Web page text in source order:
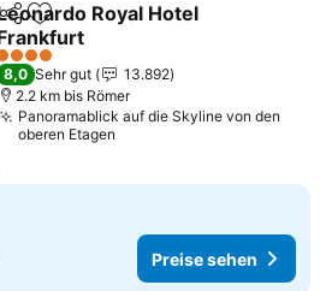
Zu Favoriten hinzufügen
Royal Hotel
sehen
Sterne
8,0 Sehr gut
13.892
2.2 km bis Römer
Panoramablick auf die Skyline von den
oberen Etagen
Preise sehen